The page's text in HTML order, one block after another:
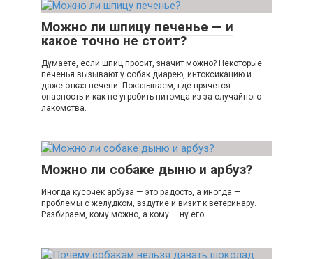
Можно ли шпицу печенье — и
какое точно не стоит?
Думаете, если шпиц просит, значит можно? Некоторые
печенья вызывают у собак диарею, интоксикацию и
даже отказ печени. Показываем, где прячется
опасность и как не угробить питомца из-за случайного
лакомства.
Можно ли собаке дыню и арбуз?
Иногда кусочек арбуза — это радость, а иногда —
проблемы с желудком, вздутие и визит к ветеринару.
Разбираем, кому можно, а кому — ну его.